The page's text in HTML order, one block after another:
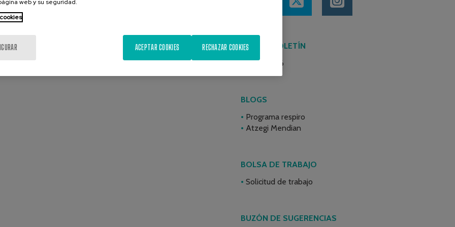
ÚLTIMO BOLETÍN
Junio 2026
BLOGS
Programa respiro
Atzegi Mendian
BOLSA DE TRABAJO
Solicitud de trabajo
BUZÓN DE SUGERENCIAS
web y su seguridad.
RECHAZAR COOKIES
ACEPTAR COOKIES